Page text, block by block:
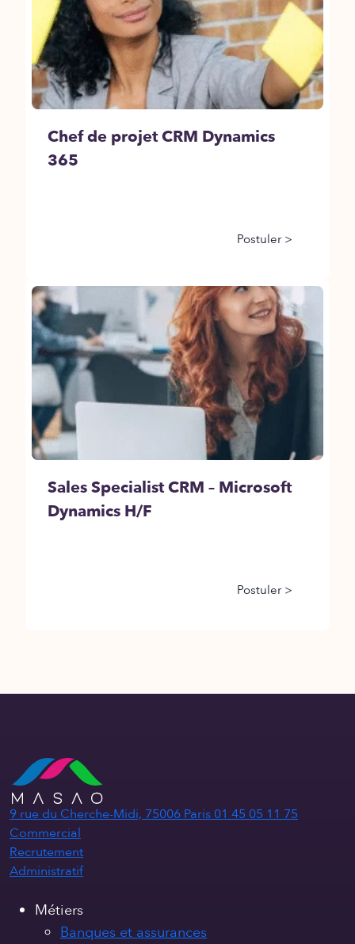
Chef de projet CRM Dynamics
365
Postuler >
Sales Specialist CRM – Microsoft
Dynamics H/F
Postuler >
9 rue du Cherche-Midi, 75006 Paris 01 45 05 11 75
Commercial
Recrutement
Administratif
Métiers
Banques et assurances